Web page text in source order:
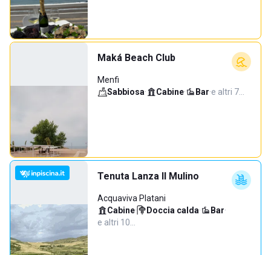
Maká Beach Club
Menfi
Sabbiosa· Cabine· Bar·e altri 7…
Tenuta Lanza Il Mulino
Acquaviva Platani
Cabine· Doccia calda· Bar·
e altri 10…